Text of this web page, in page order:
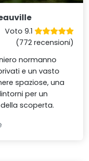
Voto 9.1
(772 recensioni)
normanno
e un vasto
spaziose, una
per un
scoperta.